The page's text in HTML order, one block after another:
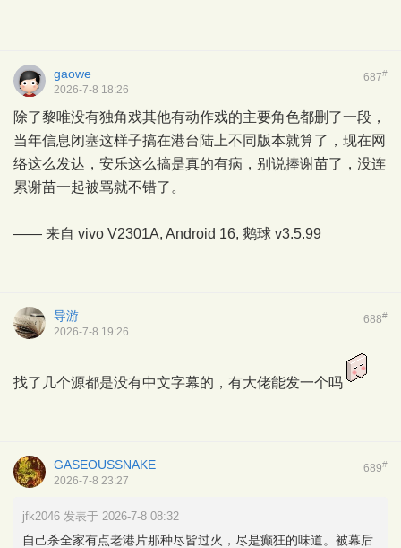
687#
gaowe
2026-7-8 18:26
除了黎唯没有独角戏其他有动作戏的主要角色都删了一段，
当年信息闭塞这样子搞在港台陆上不同版本就算了，现在网
络这么发达，安乐这么搞是真的有病，别说捧谢苗了，没连
累谢苗一起被骂就不错了。
—— 来自 vivo V2301A, Android 16, 鹅球 v3.5.99
688#
导游
2026-7-8 19:26
找了几个源都是没有中文字幕的，有大佬能发一个吗
689#
GASEOUSSNAKE
2026-7-8 23:27
jfk2046 发表于 2026-7-8 08:32
自己杀全家有点老港片那种尽皆过火，尽是癫狂的味道。被幕后